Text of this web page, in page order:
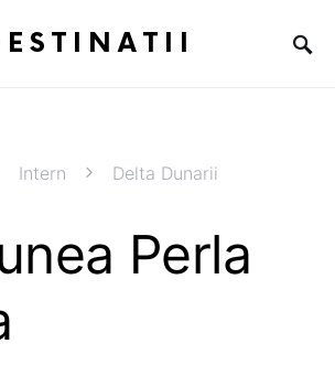
Intern Delta Dunarii
Perla